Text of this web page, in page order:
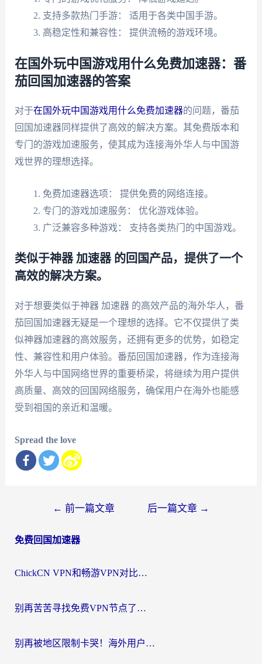
支持多款热门手游： 适用于各类中国手游。
高稳定性和兼容性： 提供流畅的游戏环境。
在国外玩中国游戏用什么免费加速器：番
茄回国加速器的答案
对于在国外玩中国游戏用什么免费加速器的问题，番茄
回国加速器同样提供了高效的解决方案。其免费版本和
专门的游戏加速服务，使其成为连接海外华人与中国游
戏世界的理想选择。
免费加速器选项： 提供免费的网络连接。
专门的游戏加速服务： 优化游戏体验。
广泛兼容多种游戏： 支持各类热门的中国游戏。
类似于神器 加速器 的回国产品，提供了一个
高效的解决方案。
对于想要类似于神器 加速器 的高效产品的海外华人，番
茄回国加速器无疑是一个理想的选择。它不仅提供了类
似神器加速器的高效服务，还拥有更多的优势，如稳定
性、兼容性和用户体验。番茄回国加速器，作为连接海
外华人与中国网络世界的重要桥梁，将继续为用户提供
高质量、高效的回国网络服务，确保用户在海外也能感
受到祖国的亲近和温暖。
Spread the love
导
← 前一篇文章 后一篇文章 →
免费回国加速器
ChickCN VPN和畅游VPN对比哪个回国效果更好？海外党必看的回国加速器选择指南
别再苦苦寻找免费VPN节点了，这才是海外访问国内资源的正确姿势
别再被地区限制卡哭！海外用户vpn中国下载全攻略，无缝刷剧办公社交